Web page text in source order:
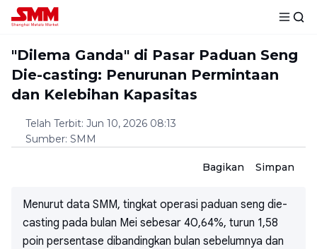
"Dilema Ganda" di Pasar Paduan Seng
Die-casting: Penurunan Permintaan
dan Kelebihan Kapasitas
Telah Terbit: Jun 10, 2026 08:13
Sumber: SMM
Bagikan Simpan
Menurut data SMM, tingkat operasi paduan seng die-
casting pada bulan Mei sebesar 40,64%, turun 1,58
poin persentase dibandingkan bulan sebelumnya dan